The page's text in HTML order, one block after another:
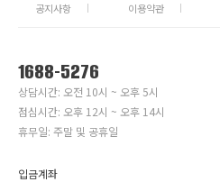
공지사항 이용약관
1688-5276
상담시간: 오전 10시 ~ 오후 5시
점심시간: 오후 12시 ~ 오후 14시
휴무일: 주말 및 공휴일
입금계좌